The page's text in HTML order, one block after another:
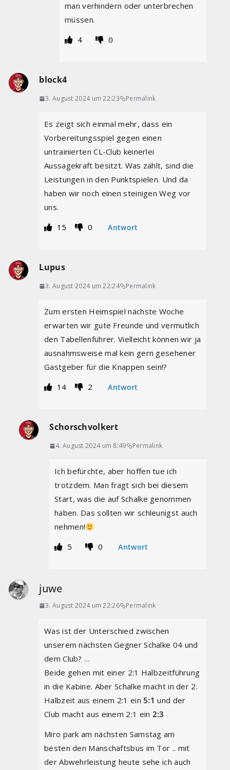
man verhindern oder unterbrechen
müssen.
4
0
block4
3. August 2024 um 22:23 Permalink
Es zeigt sich einmal mehr, dass ein
Vorbereitungsspiel gegen einen
untrainierten CL-Club keinerlei
Aussagekraft besitzt. Was zählt, sind die
Leistungen in den Punktspielen. Und da
haben wir noch einen steinigen Weg vor
uns.
15
0 Antwort
Lupus
3. August 2024 um 22:24 Permalink
Zum ersten Heimspiel nächste Woche
erwarten wir gute Freunde und vermutlich
den Tabellenführer. Vielleicht können wir ja
ausnahmsweise mal kein gern gesehener
Gastgeber für die Knappen sein!?
14
2 Antwort
Schorschvolkert
4. August 2024 um 8:49 Permalink
Ich befürchte, aber hoffen tue ich
trotzdem. Man fragt sich bei diesem
Start, was die auf Schalke genommen
haben. Das sollten wir schleunigst auch
nehmen!
5
0 Antwort
juwe
3. August 2024 um 22:26 Permalink
Was ist der Unterschied zwischen
unserem nächsten Gegner Schalke 04 und
dem Club? …
Beide gehen mit einer 2:1 Halbzeitführung
in die Kabine. Aber Schalke macht in der 2.
Halbzeit aus einem 2:1 ein5:1 und der
Club macht aus einem 2:1 ein 2:3
Miro park am nächsten Samstag am
besten den Manschaftsbus im Tor .. mit
der Abwehrleistung heute sehe ich auch